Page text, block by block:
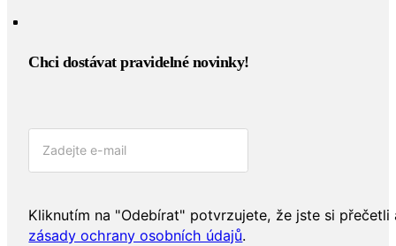
Chci dostávat pravidelné novinky!​
Kliknutím na "Odebírat" potvrzujete, že jste si přečetli
zásady ochrany osobních údajů.